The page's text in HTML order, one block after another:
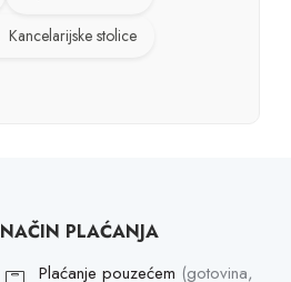
Kancelarijske stolice
NAČIN PLAĆANJA
Plaćanje pouzećem (gotovina,